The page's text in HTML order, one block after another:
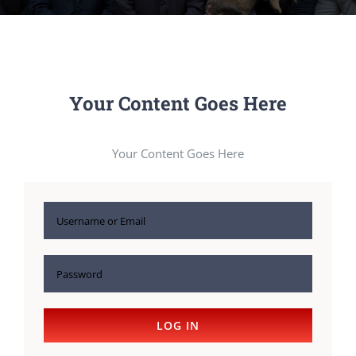
Your Content Goes Here
Your Content Goes Here
LOG IN